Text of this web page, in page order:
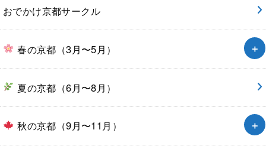
おでかけ京都サークル
春の京都（3月〜5月）
夏の京都（6月〜8月）
秋の京都（9月〜11月）